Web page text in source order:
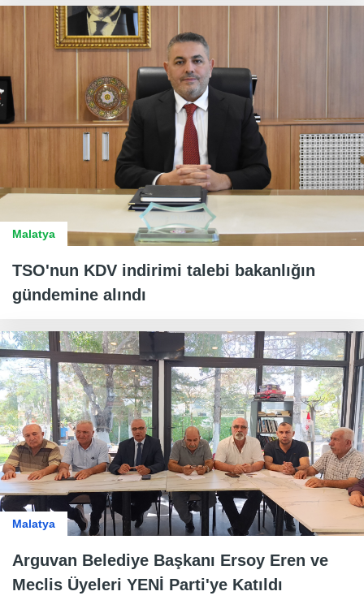
Malatya
TSO'nun KDV indirimi talebi bakanlığın
gündemine alındı
Malatya
Arguvan Belediye Başkanı Ersoy Eren ve
Meclis Üyeleri YENİ Parti'ye Katıldı